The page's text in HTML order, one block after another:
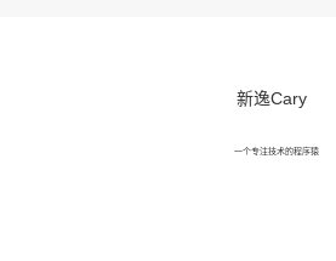
新逸Cary
一个专注技术的程序猿